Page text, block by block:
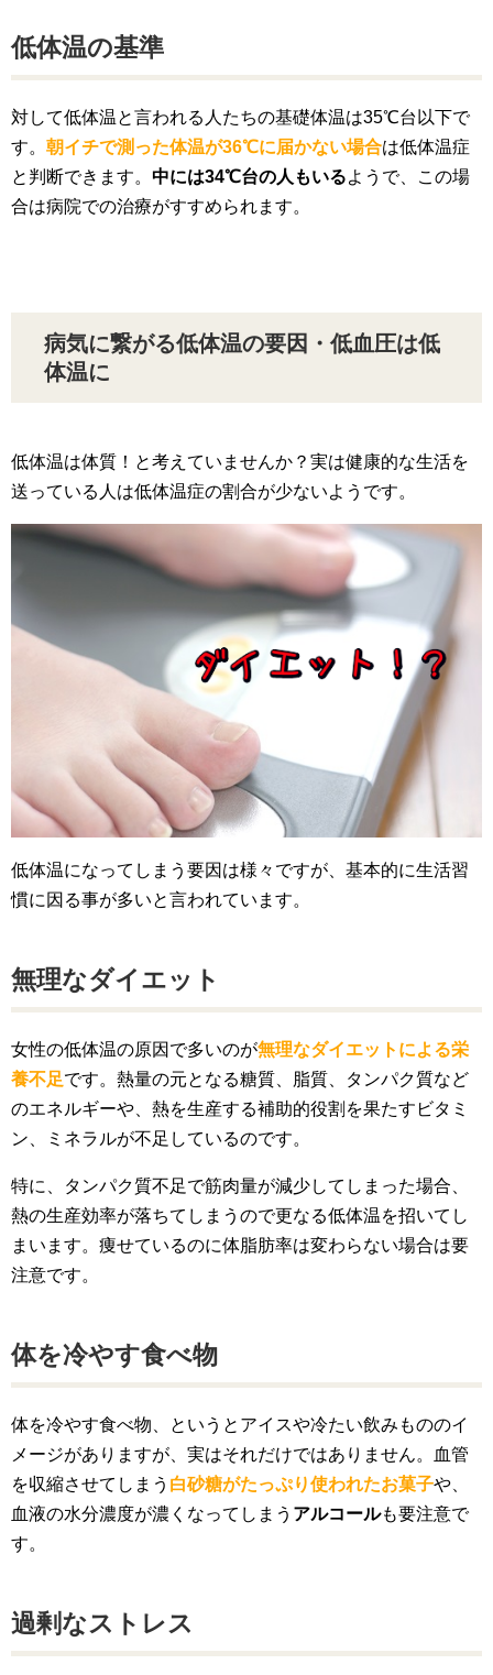
低体温の基準
対して低体温と言われる人たちの基礎体温は35℃台以下で
す。 朝イチで測った体温が36℃に届かない場合は低体温症
と判断できます。 中には34℃台の人もいるようで、この場
合は病院での治療がすすめられます。
病気に繋がる低体温の要因・低血圧は低
体温に
低体温は体質！と考えていませんか？実は健康的な生活を
送っている人は低体温症の割合が少ないようです。
低体温になってしまう要因は様々ですが、基本的に生活習
慣に因る事が多いと言われています。
無理なダイエット
女性の低体温の原因で多いのが無理なダイエットによる栄
養不足です。熱量の元となる糖質、脂質、タンパク質など
のエネルギーや、熱を生産する補助的役割を果たすビタミ
ン、ミネラルが不足しているのです。
特に、タンパク質不足で筋肉量が減少してしまった場合、
熱の生産効率が落ちてしまうので更なる低体温を招いてし
まいます。痩せているのに体脂肪率は変わらない場合は要
注意です。
体を冷やす食べ物
体を冷やす食べ物、というとアイスや冷たい飲みもののイ
メージがありますが、実はそれだけではありません。血管
を収縮させてしまう 白砂糖がたっぷり使われたお菓子や、
血液の水分濃度が濃くなってしまう アルコールも要注意で
す。
過剰なストレス